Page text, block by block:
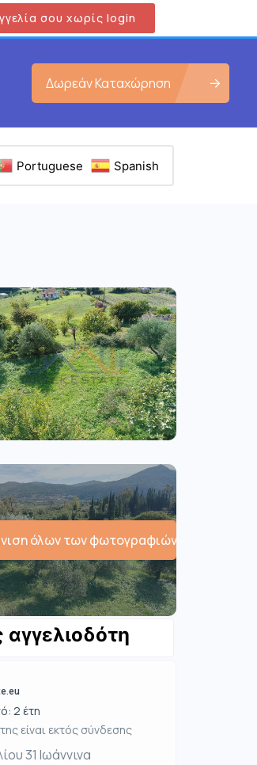
σου χωρίς login
Δωρεάν Καταχώρηση
Portuguese Spanish
όλων των φωτογραφιών
2 έτη
είναι εκτός σύνδεσης
31 Ιωάννινα